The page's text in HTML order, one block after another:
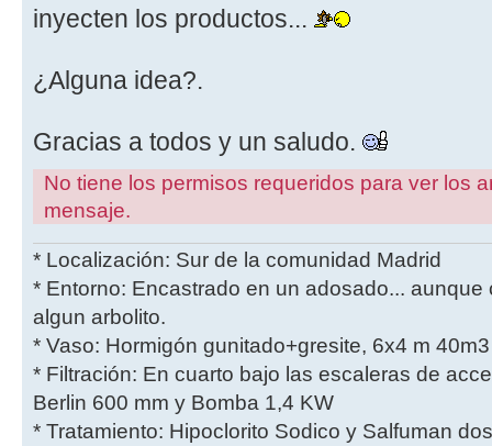
inyecten los productos...
¿Alguna idea?.
Gracias a todos y un saludo.
No tiene los permisos requeridos para ver los
mensaje.
* Localización: Sur de la comunidad Madrid
* Entorno: Encastrado en un adosado...
algun arbolito.
* Vaso: Hormigón gunitado+gresite, 6x4 m
* Filtración: En cuarto bajo las escaleras de
Berlin 600 mm y Bomba 1,4 KW
* Tratamiento: Hipoclorito Sodico y Salfuman